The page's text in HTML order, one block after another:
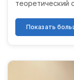
Показать